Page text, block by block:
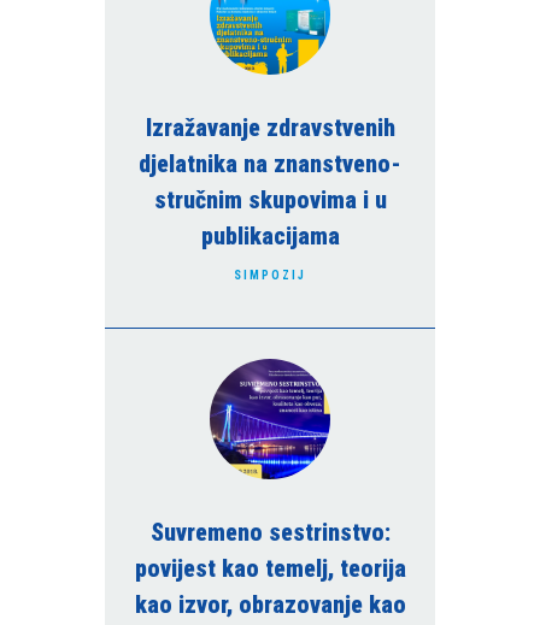
Izražavanje zdravstvenih
djelatnika na znanstveno-
stručnim skupovima i u
publikacijama
SIMPOZIJ
Suvremeno sestrinstvo:
povijest kao temelj, teorija
kao izvor, obrazovanje kao